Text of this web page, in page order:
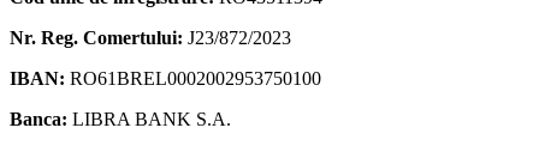
Nr. Reg. Comertului: J23/872/2023
IBAN: RO61BREL0002002953750100
Banca: LIBRA BANK S.A.